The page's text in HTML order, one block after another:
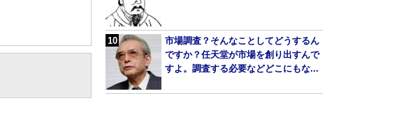
市場調査？そんなことしてどうするん
ですか？任天堂が市場を創り出すんで
すよ。調査する必要などどこにもな...